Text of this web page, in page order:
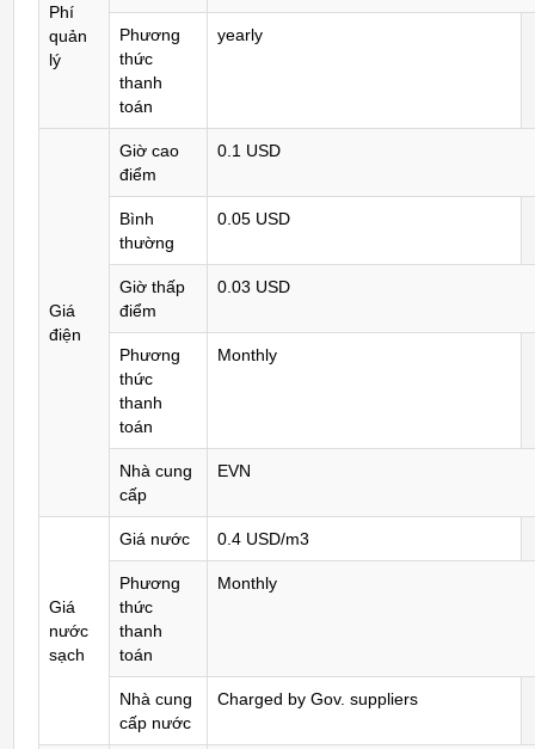
Phí
quản
lý
Phương
thức
thanh
toán
yearly
Giá
điện
Giờ cao
điểm
0.1 USD
Bình
thường
0.05 USD
Giờ thấp
điểm
0.03 USD
Phương
thức
thanh
toán
Monthly
Nhà cung
cấp
EVN
Giá
nước
sạch
Giá nước 0.4 USD/m3
Phương
thức
thanh
toán
Monthly
Nhà cung
cấp nước
Charged by Gov. suppliers